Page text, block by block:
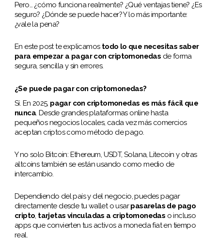
Pero… ¿cómo funciona realmente? ¿Qué ventajas tiene? ¿Es
seguro? ¿Dónde se puede hacer? Y lo más importante:
¿vale la pena?
En este post te explicamos todo lo que necesitas saber
para empezar a pagar con criptomonedas de forma
segura, sencilla y sin errores.
¿Se puede pagar con criptomonedas?
Sí. En 2025, pagar con criptomonedas es más fácil que
nunca . Desde grandes plataformas online hasta
pequeños negocios locales, cada vez más comercios
aceptan criptos como método de pago.
Y no solo Bitcoin: Ethereum, USDT, Solana, Litecoin y otras
altcoins también se están usando como medio de
intercambio.
Dependiendo del país y del negocio, puedes pagar
directamente desde tu wallet o usarpasarelas de pago
cripto, tarjetas vinculadas a criptomonedas o incluso
apps que convierten tus activos a moneda fiat en tiempo
real.